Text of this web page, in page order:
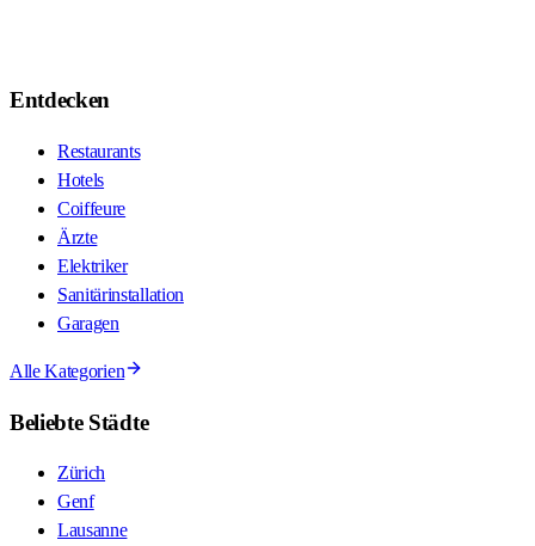
Entdecken
Restaurants
Hotels
Coiffeure
Ärzte
Elektriker
Sanitärinstallation
Garagen
Alle Kategorien
Beliebte Städte
Zürich
Genf
Lausanne